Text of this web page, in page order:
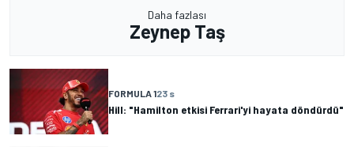
Daha fazlası
Zeynep Taş
FORMULA 123 s
Hill: "Hamilton etkisi Ferrari'yi hayata döndürdü"